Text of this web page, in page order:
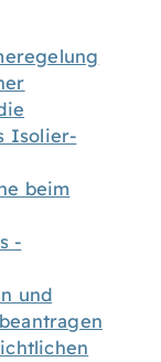
Isolier-
beim
-
und